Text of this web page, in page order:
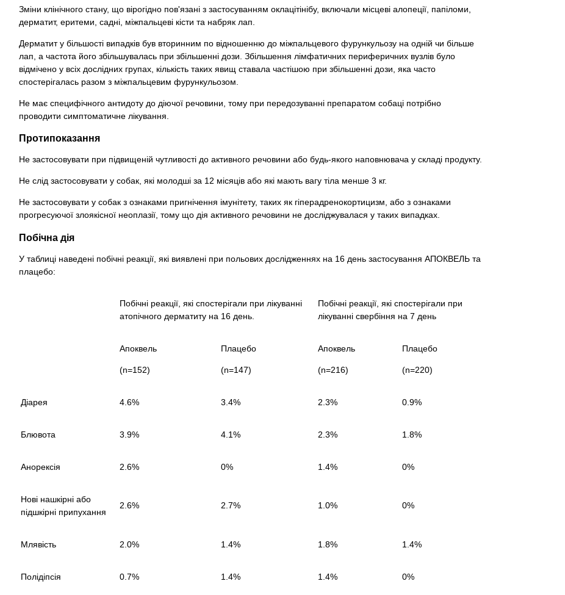
Зміни клінічного стану, що вірогідно пов'язані з застосуванням оклацітінібу, включали місцеві алопеції, папіломи,
дерматит, еритеми, садні, міжпальцеві кісти та набряк лап.
Дерматит у більшості випадків був вторинним по відношенню до міжпальцевого фурункульозу на одній чи більше
лап, а частота його збільшувалась при збільшенні дози. Збільшення лімфатичних периферичних вузлів було
відмічено у всіх дослідних групах, кількість таких явищ ставала частішою при збільшенні дози, яка часто
спостерігалась разом з міжпальцевим фурункульозом.
Не має специфічного антидоту до діючої речовини, тому при передозуванні препаратом собаці потрібно
проводити симптоматичне лікування.
Протипоказання
Не застосовувати при підвищеній чутливості до активного речовини або будь-якого наповнювача у складі продукту.
Не слід застосовувати у собак, які молодші за 12 місяців або які мають вагу тіла менше 3 кг.
Не застосовувати у собак з ознаками пригнічення імунітету, таких як гіперадренокортицизм, або з ознаками
прогресуючої злоякісної неоплазії, тому що дія активного речовини не досліджувалася у таких випадках.
Побічна дія
У таблиці наведені побічні реакції, які виявлені при польових дослідженнях на 16 день застосування АПОКВЕЛЬ та
плацебо:
Побічні реакції, які спостерігали при лікуванні
атопічного дерматиту на 16 день.
Побічні реакції, які спостерігали при
лікуванні свербіння на 7 день
Апоквель
(n=152)
Плацебо
(n=147)
Апоквель
(n=216)
Плацебо
(n=220)
Діарея 4.6% 3.4% 2.3% 0.9%
Блювота 3.9% 4.1% 2.3% 1.8%
Анорексія 2.6% 0% 1.4% 0%
Нові нашкірні або
підшкірні припухання
2.6% 2.7% 1.0% 0%
Млявість 2.0% 1.4% 1.8% 1.4%
Полідіпсія 0.7% 1.4% 1.4% 0%